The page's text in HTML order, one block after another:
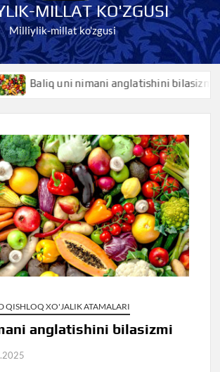
MILLAT KO'ZGUSI
Milliylik-millat ko'zgusi
Baliq uni nimani anglatishini bilasizmi
QISHLOQ XO'JALIK ATAMALARI
anglatishini bilasizmi